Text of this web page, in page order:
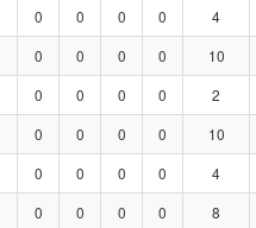
0 0 0 0 4
0 0 0 0 10
0 0 0 0 2
0 0 0 0 10
0 0 0 0 4
0 0 0 0 8